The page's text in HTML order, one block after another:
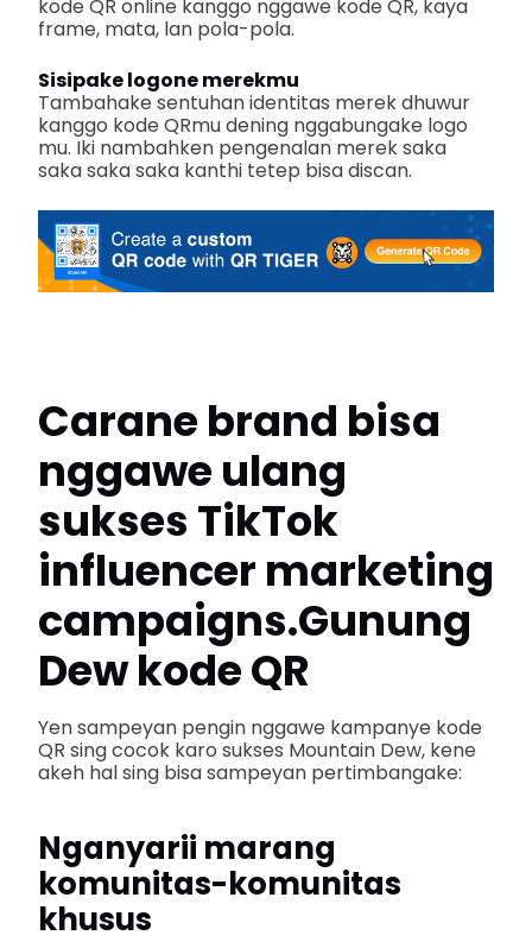
kode QR online kanggo nggawe kode QR, kaya
frame, mata, lan pola-pola.
Sisipake logone merekmu
Tambahake sentuhan identitas merek dhuwur
kanggo kode QRmu dening nggabungake logo
mu. Iki nambahken pengenalan merek saka
saka saka saka kanthi tetep bisa discan.
Carane brand bisa
nggawe ulang
sukses TikTok
influencer marketing
campaigns.Gunung
Dew kode QR
Yen sampeyan pengin nggawe kampanye kode
QR sing cocok karo sukses Mountain Dew, kene
akeh hal sing bisa sampeyan pertimbangake:
Nganyarii marang
komunitas-komunitas
khusus